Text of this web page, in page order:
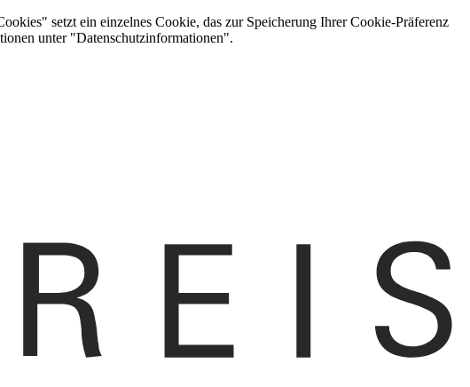
setzt ein einzelnes Cookie, das zur Speicherung Ihrer Cookie-Präferenz
unter "Datenschutzinformationen".